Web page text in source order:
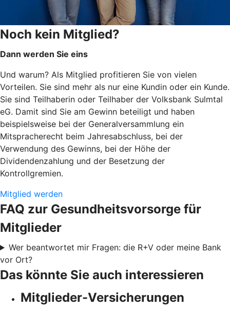
Noch kein Mitglied?
Dann werden Sie eins
Und warum? Als Mitglied profitieren Sie von vielen
Vorteilen. Sie sind mehr als nur eine Kundin oder ein Kunde.
Sie sind Teilhaberin oder Teilhaber der Volksbank Sulmtal
eG. Damit sind Sie am Gewinn beteiligt und haben
beispielsweise bei der Generalversammlung ein
Mitspracherecht beim Jahresabschluss, bei der
Verwendung des Gewinns, bei der Höhe der
Dividendenzahlung und der Besetzung der
Kontrollgremien.
Mitglied werden
FAQ zur Gesundheitsvorsorge für
Mitglieder
Wer beantwortet mir Fragen: die R+V oder meine Bank
vor Ort?
Das könnte Sie auch interessieren
Mitglieder-Versicherungen